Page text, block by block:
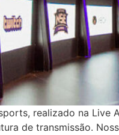
realizado na Live
de transmissão.